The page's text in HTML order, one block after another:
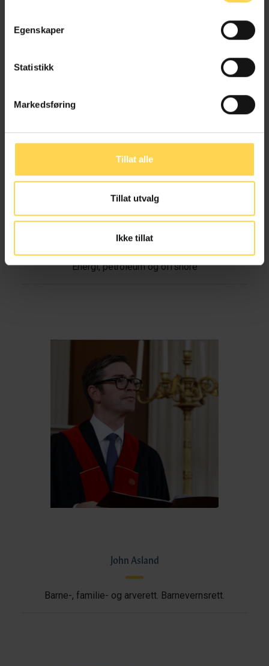
Egenskaper
Statistikk
Markedsføring
Tillat alle
Tillat utvalg
Ikke tillat
Energi, petroleum og offshore
John Asland
Barne-, familie- og arverett. Barnevernsrett.